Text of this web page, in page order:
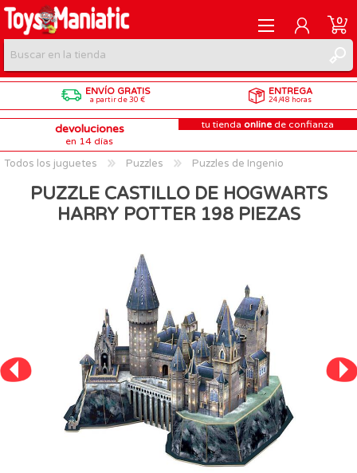
REGISTRARME
INICIAR SESIÓN
0
ENVÍO GRATIS
a partir de 30 €
ENTREGA
24/48 horas
devoluciones
en 14 días
tu tienda online de confianza
Todos los juguetes Puzzles Puzzles de Ingenio
PUZZLE CASTILLO DE HOGWARTS
HARRY POTTER 198 PIEZAS